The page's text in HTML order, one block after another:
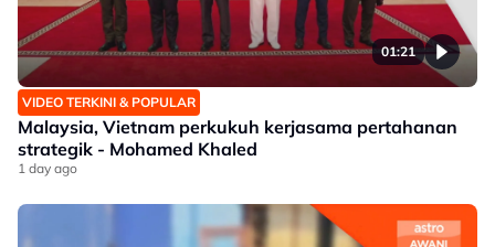
01:21
VIDEO TERKINI & POPULAR
Malaysia, Vietnam perkukuh kerjasama pertahanan
strategik - Mohamed Khaled
1 day ago